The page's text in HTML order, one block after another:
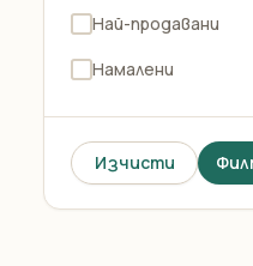
Алстромерия Бяла
Карамфил Розов
Най-продавани
Намалени
Изчисти